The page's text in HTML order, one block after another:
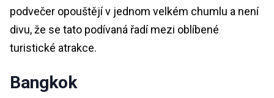
podvečer opouštějí v jednom velkém chumlu a není
divu, že se tato podívaná řadí mezi oblíbené
turistické atrakce.
Bangkok